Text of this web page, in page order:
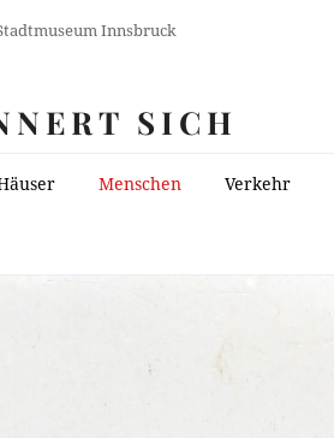
Innsbruck
SICH
Menschen Verkehr